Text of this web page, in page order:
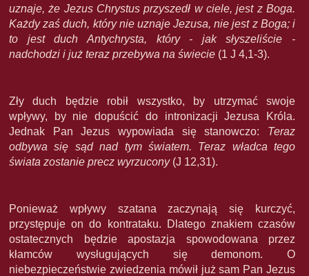
uznaje, że Jezus Chrystus przyszedł w ciele, jest z Boga.
Każdy zaś duch, który nie uznaje Jezusa, nie jest z Boga; i
to jest duch Antychrysta, który - jak słyszeliście -
nadchodzi i już teraz przebywa na świecie (1 J 4,1-3).
Zły duch będzie robił wszystko, by utrzymać swoje
wpływy, by nie dopuścić do intronizacji Jezusa Króla.
Jednak Pan Jezus wypowiada się stanowczo: Teraz
odbywa się sąd nad tym światem. Teraz władca tego
świata zostanie precz wyrzucony(J 12,31).
Ponieważ wpływy szatana zaczynają się kurczyć,
przystępuje on do kontrataku. Dlatego znakiem czasów
ostatecznych będzie apostazja spowodowana przez
kłamców wysługujących się demonom. O
niebezpieczeństwie zwiedzenia mówił już sam Pan Jezus